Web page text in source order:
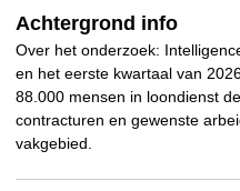
Achtergrond info
Over het onderzoek:
en het eerste kwartaal van
88.000 mensen in loondienst
contracturen en gewenste
vakgebied.